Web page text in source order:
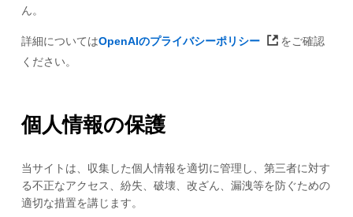
ん。
詳細についてはOpenAIのプライバシーポリシー
をご確認
ください。
個人情報の保護
当サイトは、収集した個人情報を適切に管理し、第三者に対す
る不正なアクセス、紛失、破壊、改ざん、漏洩等を防ぐための
適切な措置を講じます。